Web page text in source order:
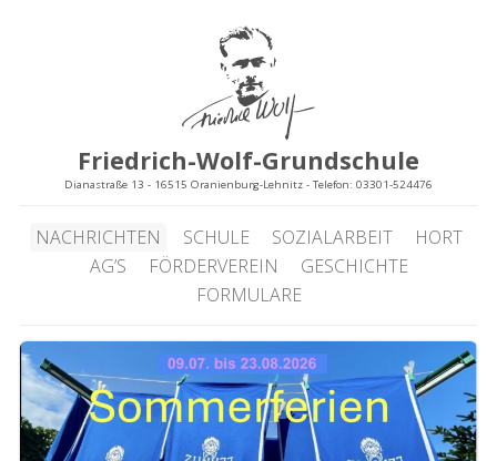
Friedrich-Wolf-Grundschule
Dianastraße 13 - 16515 Oranienburg-Lehnitz - Telefon: 03301-524476
NACHRICHTEN SCHULE SOZIALARBEIT
HORT
AG’S
FÖRDERVEREIN
GESCHICHTE
FORMULARE